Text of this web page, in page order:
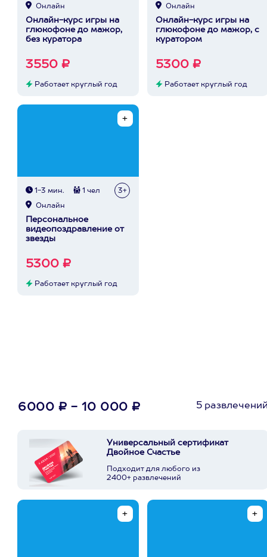
Онлайн
Онлайн-курс игры на
глюкофоне до мажор,
без куратора
3550 ₽
Работает круглый год
Онлайн
Онлайн-курс игры на
глюкофоне до мажор, с
куратором
5300 ₽
Работает круглый год
1-3 мин. 1 чел 3+
Онлайн
Персональное
видеопоздравление от
звезды
5300 ₽
Работает круглый год
6000 ₽ - 10 000 ₽ 5
Универсальный сертификат
Двойное Счастье
Подходит для любого из
2400+ развлечений